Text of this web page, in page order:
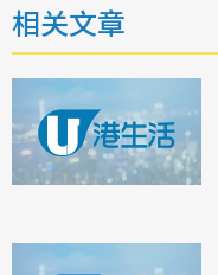
相关文章